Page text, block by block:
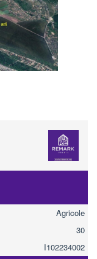
Agricole
30
I102234002